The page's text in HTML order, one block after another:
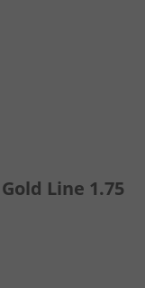
Line 1.75